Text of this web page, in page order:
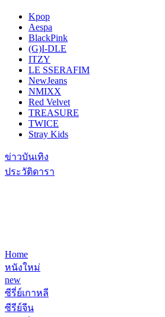
Kpop
Aespa
BlackPink
(G)I-DLE
ITZY
LE SSERAFIM
NewJeans
NMIXX
Red Velvet
TREASURE
TWICE
Stray Kids
ข่าวบันเทิง
ประวัติดารา
Home
หนังใหม่
new
ซีรี่ย์เกาหลี
ซีรีย์จีน